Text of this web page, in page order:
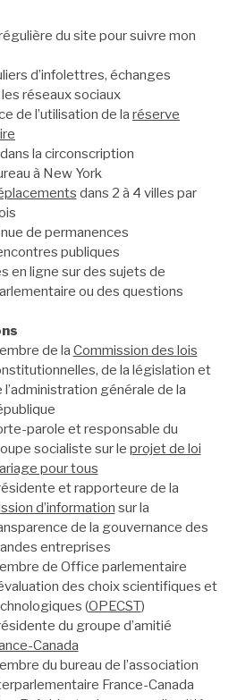
du site pour suivre mon
d’infolettres, échanges
réseaux sociaux
de l’utilisation de la réserve
la circonscription
à New York
dans 2 à 4 villes par
de permanences
publiques
en ligne sur des sujets de
ou des questions
de la Commission des lois
de la législation et
l’administration générale de la
parole et responsable du
socialiste sur le projet de loi
pour tous
et rapporteure de la
d’information sur la
de la gouvernance des
entreprises
de Office parlementaire
des choix scientifiques et
(OPECST)
du groupe d’amitié
Canada
du bureau de l’association
France-Canada